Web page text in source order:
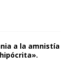
a la amnistía